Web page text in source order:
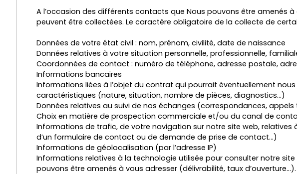
A l’occasion des différents contacts que Nous pouvons être amenés
peuvent être collectées. Le caractère obligatoire de la collecte de
Données de votre état civil : nom, prénom, civilité, date de naissance
Données relatives à votre situation personnelle, professionnelle,
Coordonnées de contact : numéro de téléphone, adresse postale,
Informations bancaires
Informations liées à l’objet du contrat qui pourrait éventuellement
caractéristiques (nature, situation, nombre de pièces, diagnostics…)
Données relatives au suivi de nos échanges (correspondances,
Choix en matière de prospection commerciale et/ou du canal de
Informations de trafic, de votre navigation sur notre site web,
d’un formulaire de contact ou de demande de prise de contact…)
Informations de géolocalisation (par l’adresse IP)
Informations relatives à la technologie utilisée pour consulter notre
pouvons être amenés à vous adresser (délivrabilité, taux d’ouverture…).